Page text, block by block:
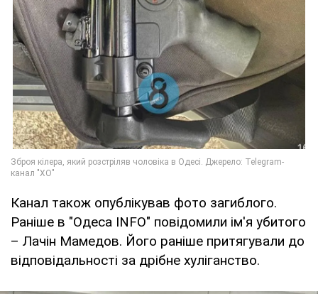
Канал також опублікував фото загиблого.
Раніше в "Одеса INFO" повідомили ім'я убитого
– Лачін Мамедов. Його раніше притягували до
відповідальності за дрібне хуліганство.